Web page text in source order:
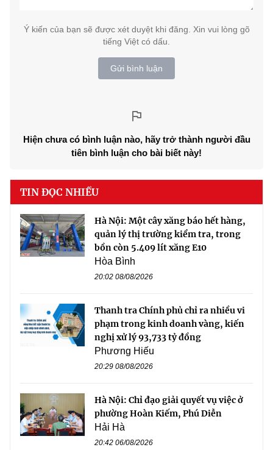
Ý kiến của bạn sẽ được xét duyệt khi đăng. Xin vui lòng gõ
tiếng Việt có dấu.
Gửi bình luận
Hiện chưa có bình luận nào, hãy trở thành người đầu
tiên bình luận cho bài biết này!
TIN ĐỌC NHIỀU
Hà Nội: Một cây xăng báo hết hàng,
quản lý thị trường kiểm tra, trong
bồn còn 5.409 lít xăng E10
Hòa Bình
20:02 08/08/2026
Thanh tra Chính phủ chỉ ra nhiều vi
phạm trong kinh doanh vàng, kiến
nghị xử lý 93,733 tỷ đồng
Phương Hiếu
20:29 08/08/2026
Hà Nội: Chỉ đạo giải quyết vụ việc ở
phường Hoàn Kiếm, Phú Diễn
Hải Hà
20:42 06/08/2026